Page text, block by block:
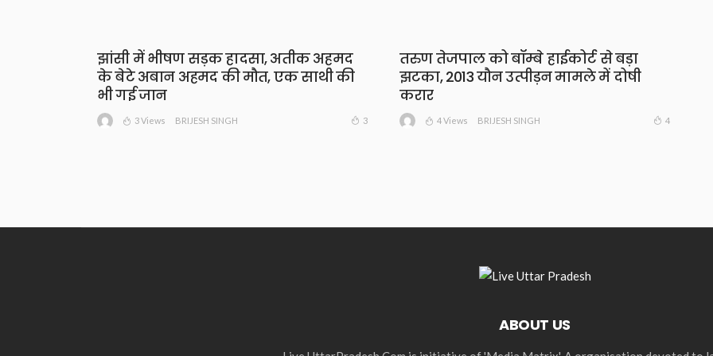
झांसी में भीषण सड़क हादसा, अतीक अहमद
के बेटे अबान अहमद की मौत, एक साथी की
भी गई जान
3 Views BRIJESH SINGH 3
तरुण तेजपाल को बॉम्बे हाईकोर्ट से बड़ा
झटका, 2013 यौन उत्पीड़न मामले में दोषी
करार
4 Views BRIJESH SINGH 4
ABOUT US